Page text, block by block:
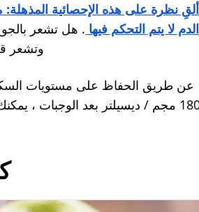
الدم لا يتم التحكم فيها . هل تشعر
وتشعر
180 مجم / ديسيلتر بعد الوجبات ،